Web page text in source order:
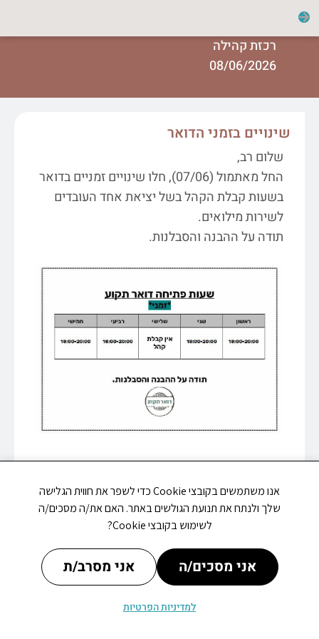
רכזת קהילה
08/06/2026
שינויים בזמני הדואר
שלום רב,
החל מאתמול (07/06), חלו שינויים זמניים בדואר
בשעות קבלת הקהל בשל יציאת אחד העובדים
לשירות מילואים.
תודה על ההבנה והסבלנות.
עדכונים אירועים
אנו משתמשים בקובצי Cookie כדי לשפר את חווית הגלישה
שלך ולנתח את תנועת הגולשים באתר. האם את/ה מסכים/ה
לשימוש בקובצי Cookie?
אני מסכים/ה אני מסרב/ת
למדיניות הפרטיות